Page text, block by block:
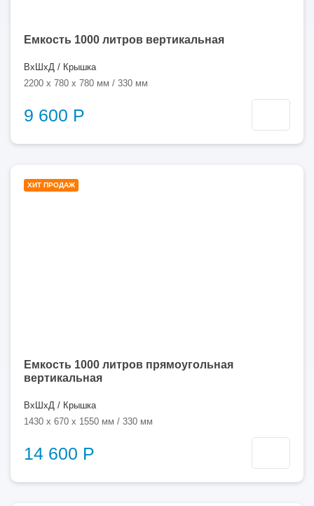
Емкость 1000 литров вертикальная
ВхШхД / Крышка
2200 x 780 x 780 мм / 330 мм
9 600 Р
ХИТ ПРОДАЖ
Емкость 1000 литров прямоугольная
вертикальная
ВхШхД / Крышка
1430 x 670 x 1550 мм / 330 мм
14 600 Р